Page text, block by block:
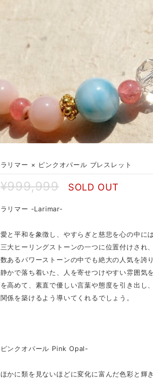
ラリマー × ピンクオパール ブレスレット
¥999,999 SOLD OUT
ラリマー -Larimar-
愛と平和を象徴し、やすらぎと慈悲を心の中に
三大ヒーリングストーンの一つに位置付けされ
数あるパワーストーンの中でも絶大の人気を誇り
静かで落ち着いた、人を寄せつけやすい雰囲気
を高めて、素直で優しい言葉や態度を引き出し
関係を築けるよう導いてくれるでしょう。
ピンクオパール Pink Opal-
ほかに類を見ないほどに変化に富んだ色彩と輝